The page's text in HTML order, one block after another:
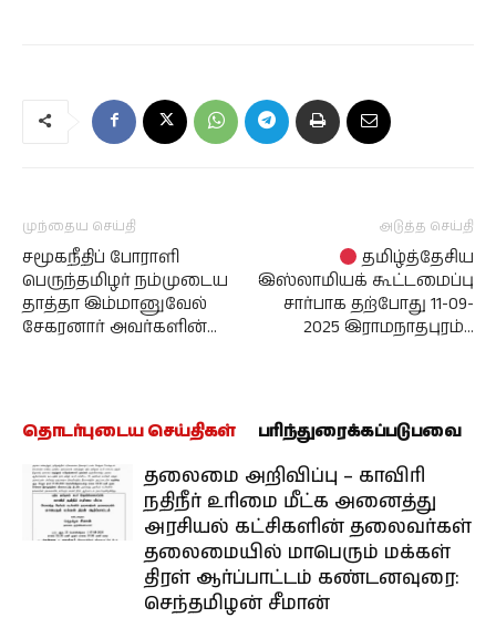
முந்தைய செய்தி
சமூகநீதிப் போராளி
பெருந்தமிழர் நம்முடைய
தாத்தா இம்மானுவேல்
சேகரனார் அவர்களின்…
அடுத்த செய்தி
தமிழ்த்தேசிய
இஸ்லாமியக் கூட்டமைப்பு
சார்பாக தற்போது 11-09-
2025 இராமநாதபுரம்…
தொடர்புடைய செய்திகள் பரிந்துரைக்கப்படுபவை
தலைமை அறிவிப்பு – காவிரி
நதிநீர் உரிமை மீட்க அனைத்து
அரசியல் கட்சிகளின் தலைவர்கள்
தலைமையில் மாபெரும் மக்கள்
திரள் ஆர்ப்பாட்டம் கண்டனவுரை:
செந்தமிழன் சீமான்